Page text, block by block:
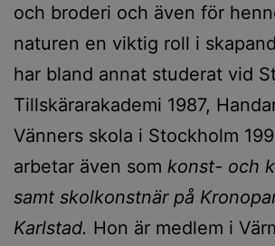
och broderi och även för
naturen en viktig roll i
har bland annat studerat vid
Tillskärarakademi 1987,
Vänners skola i Stockholm
arbetar även som konst- och
samt skolkonstnär på
Karlstad. Hon är medlem i